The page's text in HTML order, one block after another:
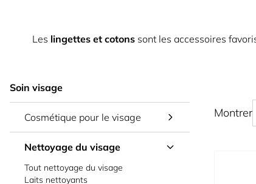
Les lingettes et cotonssont les accessoires
Soin visage
Cosmétique pour le visage
Nettoyage du visage
Tout nettoyage du visage
Laits nettoyants
Montrer